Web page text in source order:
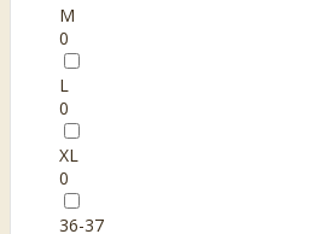
M
0
L
0
XL
0
36-37